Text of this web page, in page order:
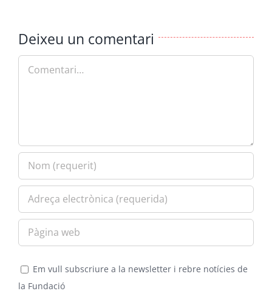
Deixeu un comentari
Em vull subscriure a la newsletter i rebre notícies de
la Fundació